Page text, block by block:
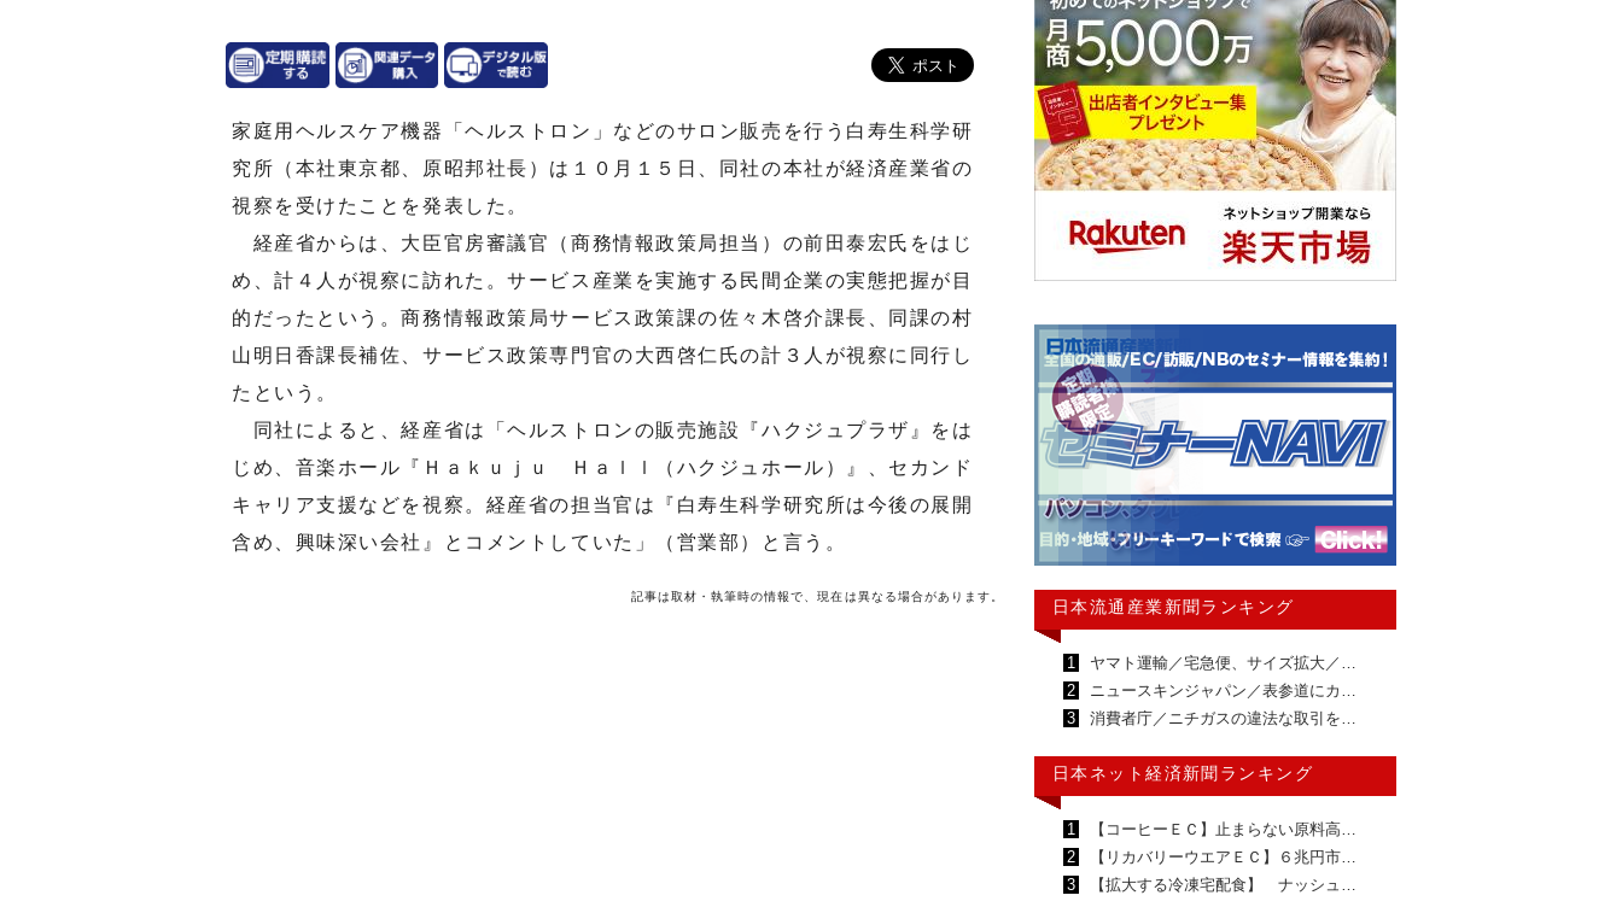
家庭用ヘルスケア機器「ヘルストロン」などのサロン販売を行う白寿生科学研
究所（本社東京都、原昭邦社長）は１０月１５日、同社の本社が経済産業省の
視察を受けたことを発表した。
経産省からは、大臣官房審議官（商務情報政策局担当）の前田泰宏氏をはじ
め、計４人が視察に訪れた。サービス産業を実施する民間企業の実態把握が目
的だったという。商務情報政策局サービス政策課の佐々木啓介課長、同課の村
山明日香課長補佐、サービス政策専門官の大西啓仁氏の計３人が視察に同行し
たという。
同社によると、経産省は「ヘルストロンの販売施設『ハクジュプラザ』をは
じめ、音楽ホール『Ｈａｋｕｊｕ Ｈａｌｌ（ハクジュホール）』、セカンド
キャリア支援などを視察。経産省の担当官は『白寿生科学研究所は今後の展開
含め、興味深い会社』とコメントしていた」（営業部）と言う。
記事は取材・執筆時の情報で、現在は異なる場合があります。
日本流通産業新聞ランキング
1
ヤマト運輸／宅急便、サイズ拡大／…
2
ニュースキンジャパン／表参道にカ…
3
消費者庁／ニチガスの違法な取引を…
日本ネット経済新聞ランキング
1
【コーヒーＥＣ】止まらない原料高…
2
【リカバリーウエアＥＣ】６兆円市…
3
【拡大する冷凍宅配食】 ナッシュ…